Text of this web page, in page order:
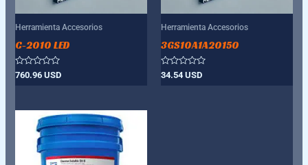
Herramienta Accesorios
C-2010 LED
Valorado
con
760.96USD
Herramienta Accesorios
3GS10A1A20150
Valorado
con
34.54 USD